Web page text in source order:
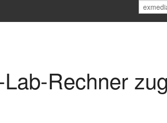
Rechner